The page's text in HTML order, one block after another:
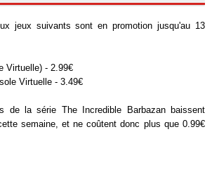
jeux suivants sont en promotion jusqu'au 13
Virtuelle) - 2.99€
Virtuelle - 3.49€
de la série The Incredible Barbazan baissent
semaine, et ne coûtent donc plus que 0.99€